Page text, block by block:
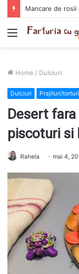
Chec umed cu
Menu
Home / Dulciuri
Dulciuri Prajituri/torturi
Desert
piscoturi si
Rahela mai 4,